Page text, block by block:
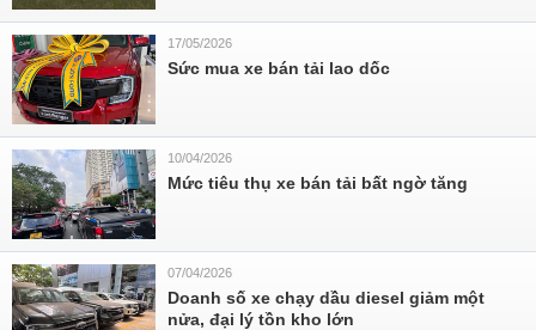
17/05/2026
Sức mua xe bán tải lao dốc
10/04/2026
Mức tiêu thụ xe bán tải bất ngờ tăng
07/04/2026
Doanh số xe chạy dầu diesel giảm một
nửa, đại lý tồn kho lớn